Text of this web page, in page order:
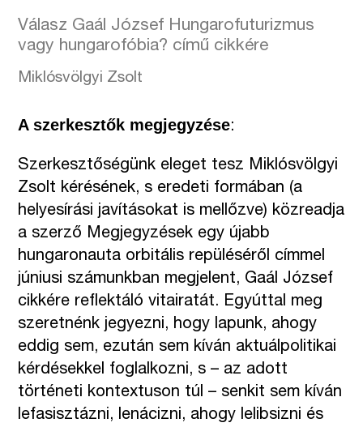
Válasz Gaál József Hungarofuturizmus
vagy hungarofóbia? című cikkére
Miklósvölgyi Zsolt
A szerkesztők megjegyzése:
Szerkesztőségünk eleget tesz Miklósvölgyi
Zsolt kérésének, s eredeti formában (a
helyesírási javításokat is mellőzve) közreadja
a szerző Megjegyzések egy újabb
hungaronauta orbitális repüléséről címmel
júniusi számunkban megjelent, Gaál József
cikkére reflektáló vitairatát. Egyúttal meg
szeretnénk jegyezni, hogy lapunk, ahogy
eddig sem, ezután sem kíván aktuálpolitikai
kérdésekkel foglalkozni, s – az adott
történeti kontextuson túl – senkit sem kíván
lefasisztázni, lenácizni, ahogy lelibsizni és